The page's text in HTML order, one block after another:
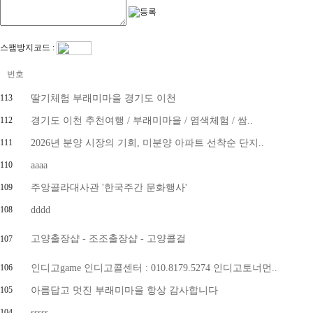
스팸방지코드 :
번호
113 딸기체험 부래미마을 경기도 이천
112 경기도 이천 추천여행 / 부래미마을 / 염색체험 / 쌈..
111 2026년 분양 시장의 기회, 미분양 아파트 선착순 단지..
110 aaaa
109 주앙골라대사관 '한국주간 문화행사'
108 dddd
107 고양출장샵 - 조조출장샵 - 고양콜걸
106 인디고game 인디고콜센터 : 010.8179.5274 인디고토너먼..
105 아름답고 멋진 부래미마을 항상 감사합니다